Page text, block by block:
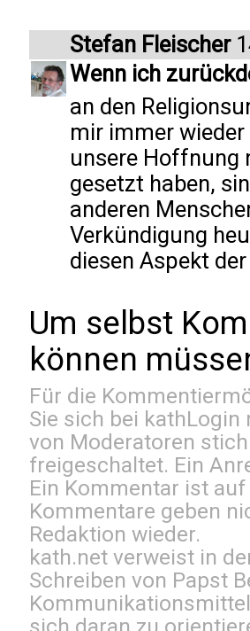
Stefan Fleischer
Wenn ich
an den
mir immer wieder
unsere Hoffnung
gesetzt haben,
anderen
Verkündigung
diesen Aspekt
Um selbst
können
Für die
Sie sich bei kathLogin
von Moderatoren
freigeschaltet. Ein
Ein Kommentar ist
Kommentare geben
Redaktion wieder.
kath.net verweist in
Schreiben von Papst